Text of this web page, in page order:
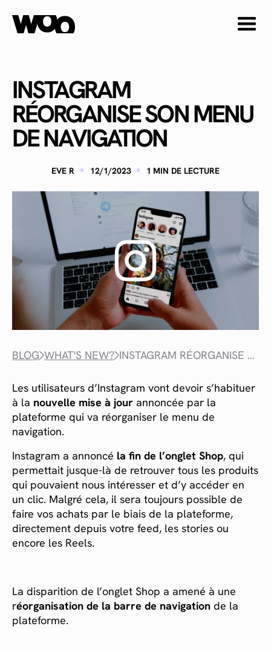
INSTAGRAM
RÉORGANISE SON MENU
DE NAVIGATION
EVE R · 12/1/2023 · 1 MIN DE LECTURE
BLOG WHAT'S NEW? INSTAGRAM RÉORGANISE SON MENU DE NAVIGATION
Les utilisateurs d’Instagram vont devoir s’habituer
à la nouvelle mise à jour annoncée par la
plateforme qui va réorganiser le menu de
navigation.
Instagram a annoncé la fin de l’onglet Shop, qui
permettait jusque-là de retrouver tous les produits
qui pouvaient nous intéresser et d’y accéder en
un clic. Malgré cela, il sera toujours possible de
faire vos achats par le biais de la plateforme,
directement depuis votre feed, les stories ou
encore les Reels.
La disparition de l’onglet Shop a amené à une
réorganisation de la barre de navigation de la
plateforme.